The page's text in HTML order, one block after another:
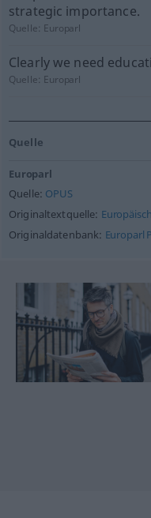
strategic importance.
Quelle: Europarl
Clearly we need
Quelle: Europarl
Quelle
Europarl
Quelle: OPUS
Originaltextquelle:
Originaldatenbank: Europarl